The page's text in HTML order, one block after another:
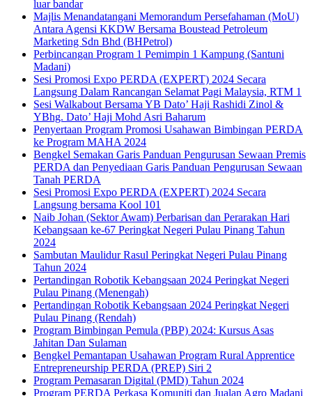
luar bandar
Majlis Menandatangani Memorandum Persefahaman (MoU)
Antara Agensi KKDW Bersama Boustead Petroleum
Marketing Sdn Bhd (BHPetrol)
Perbincangan Program 1 Pemimpin 1 Kampung (Santuni
Madani)
Sesi Promosi Expo PERDA (EXPERT) 2024 Secara
Langsung Dalam Rancangan Selamat Pagi Malaysia, RTM 1
Sesi Walkabout Bersama YB Dato’ Haji Rashidi Zinol &
YBhg. Dato’ Haji Mohd Asri Baharum
Penyertaan Program Promosi Usahawan Bimbingan PERDA
ke Program MAHA 2024
Bengkel Semakan Garis Panduan Pengurusan Sewaan Premis
PERDA dan Penyediaan Garis Panduan Pengurusan Sewaan
Tanah PERDA
Sesi Promosi Expo PERDA (EXPERT) 2024 Secara
Langsung bersama Kool 101
Naib Johan (Sektor Awam) Perbarisan dan Perarakan Hari
Kebangsaan ke-67 Peringkat Negeri Pulau Pinang Tahun
2024
Sambutan Maulidur Rasul Peringkat Negeri Pulau Pinang
Tahun 2024
Pertandingan Robotik Kebangsaan 2024 Peringkat Negeri
Pulau Pinang (Menengah)
Pertandingan Robotik Kebangsaan 2024 Peringkat Negeri
Pulau Pinang (Rendah)
Program Bimbingan Pemula (PBP) 2024: Kursus Asas
Jahitan Dan Sulaman
Bengkel Pemantapan Usahawan Program Rural Apprentice
Entrepreneurship PERDA (PREP) Siri 2
Program Pemasaran Digital (PMD) Tahun 2024
Program PERDA Perkasa Komuniti dan Jualan Agro Madani